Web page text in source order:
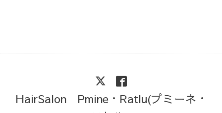
HairSalon Pmine・Ratlu(プミーネ・